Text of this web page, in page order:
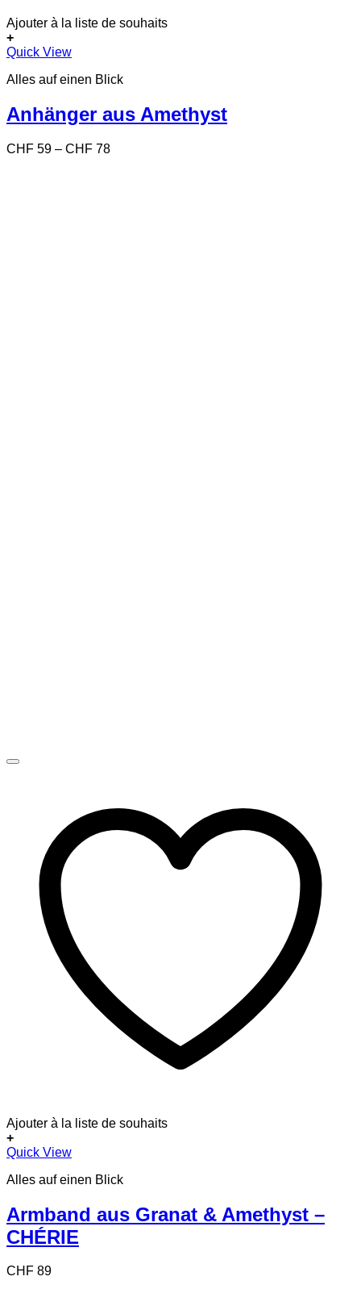
Ajouter à la liste de souhaits
+
Dieses
weist
Varianten
auf.
Optionen
Quick View
Alles auf einen Blick
Anhänger aus Amethyst
CHF 59 – CHF 78Preisspanne:
Ajouter à la liste de souhaits
+
Quick View
Alles auf einen Blick
Armband aus Granat & Amethyst –
CHÉRIE
CHF 89